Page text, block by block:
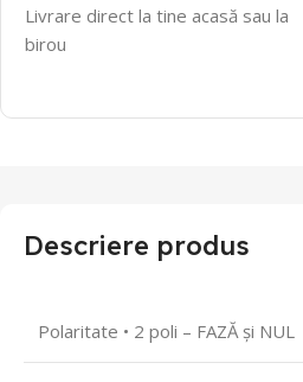
Livrare direct la tine acasă sau la
birou
Descriere produs
Polaritate • 2 poli – FAZĂ și NUL